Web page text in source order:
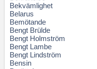
Bekvämlighet
Belarus
Bemötande
Bengt Brülde
Bengt Holmström
Bengt Lambe
Bengt Lindström
Bensin